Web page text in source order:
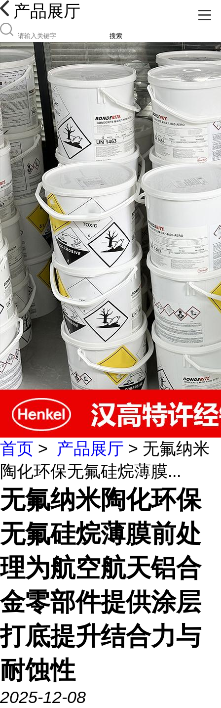
产品展厅
搜索
首页 > 产品展厅 > 无氟纳米
陶化环保无氟硅烷薄膜...
无氟纳米陶化环保
无氟硅烷薄膜前处
理为航空航天铝合
金零部件提供涂层
打底提升结合力与
耐蚀性
2025-12-08